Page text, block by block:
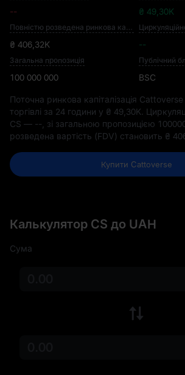
-- ₴ 49,30K
Повністю розведена ринкова капіталізація
₴ 406,32K --
Загальна пропозиція
100 000 000
Публічний
BSC
Поточна ринкова капіталізація
торгівлі за 24 години у ₴ 49,30K .
CS — -- , зі загальною пропозицією
розведена вартість (FDV) становить ₴
Купити Cattoverse
Калькулятор CS до UAH
Сума